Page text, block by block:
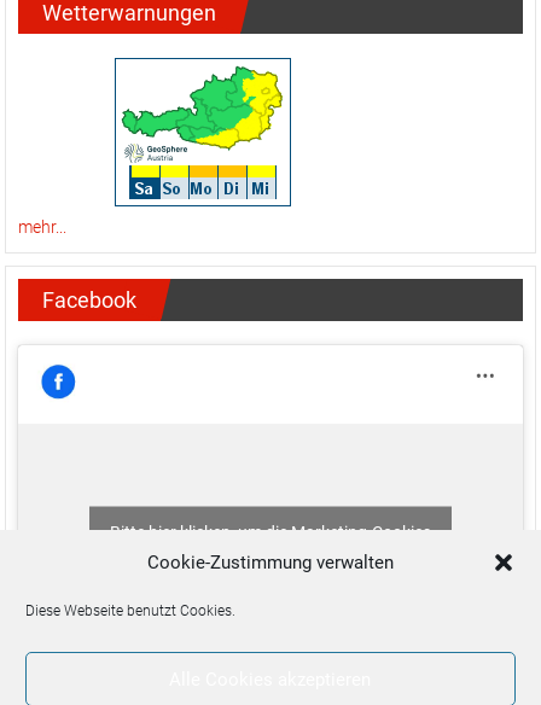
Cookie-Zustimmung verwalten
Diese Webseite benutzt Cookies.
Wetterwarnungen
mehr...
Facebook
Bitte hier klicken, um die Marketing-Cookies
zu akzeptieren und diesen Inhalt zu aktivieren